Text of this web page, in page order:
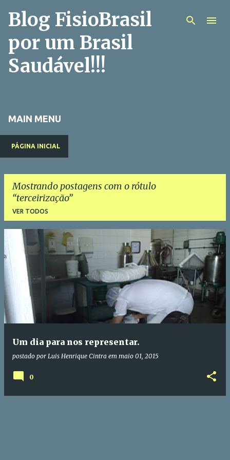
Pular para o conteúdo principal
Blog FisioBrasil
por um Brasil
Saudável!!!
MAIN MENU
PÁGINA INICIAL
Mostrando postagens com o rótulo
terceirização
VER TODOS
o
s
t
a
g
Um dia para nos representar.
postado por Luis Henrique Cintra em maio 01, 2015
0